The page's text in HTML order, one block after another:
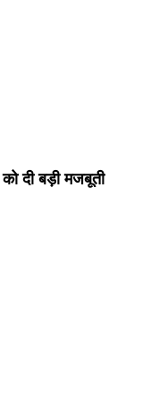
दी बड़ी मजबूती